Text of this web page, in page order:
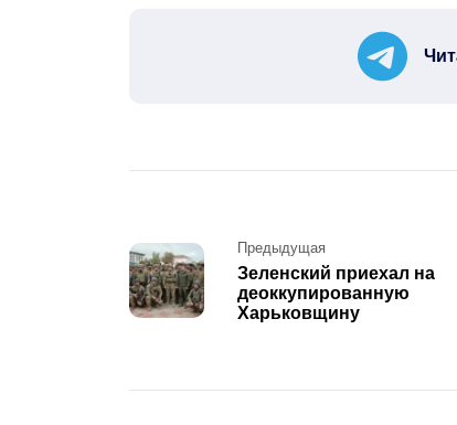
Post
navigation
Предыдущая
Зеленский приехал на
деоккупированную
Харьковщину